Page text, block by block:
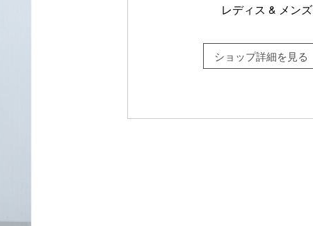
レディス & メンズ
ショップ詳細を見る